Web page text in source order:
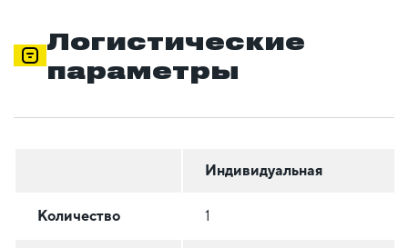
Логистические
параметры
Индивидуальная
Количество 1